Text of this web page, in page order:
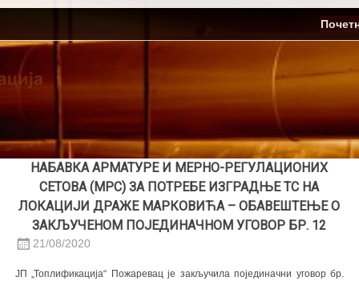
Skip
content
НАБАВКА АРМАТУРЕ И МЕРНО-РЕГУЛАЦИОНИХ
СЕТОВА (МРС) ЗА ПОТРЕБЕ ИЗГРАДЊЕ ТС НА
ЛОКАЦИЈИ ДРАЖЕ МАРКОВИЋА – ОБАВЕШТЕЊЕ О
ЗАКЉУЧЕНОМ ПОЈЕДИНАЧНОМ УГОВОР БР. 12
21/08/2020
JП „Топлификација“ Пожаревац је закључила појединачни уговор бр.